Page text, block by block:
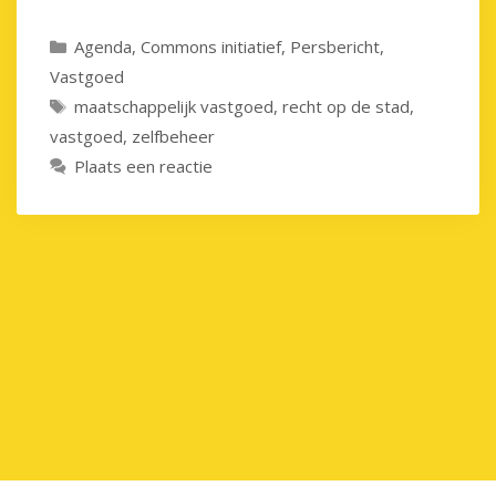
Categorieën
Agenda, Commons initiatief, Persbericht,
Vastgoed
Tags
maatschappelijk vastgoed, recht op de stad,
vastgoed, zelfbeheer
Plaats een reactie